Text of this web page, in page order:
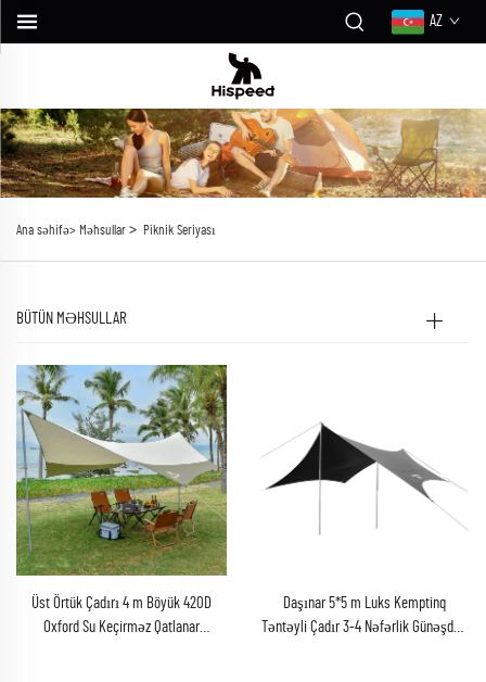
AZ
Ana səhifə> Məhsullar > Piknik Seriyası
BÜTÜN MƏHSULLAR
Üst Örtük Çadırı 4 m Böyük 420D
Oxford Su Keçirməz Qatlanar
Daşınar 5*5 m Luks Kemptinq
Təntəyli Çadır 3-4 Nəfərlik Günəşdən